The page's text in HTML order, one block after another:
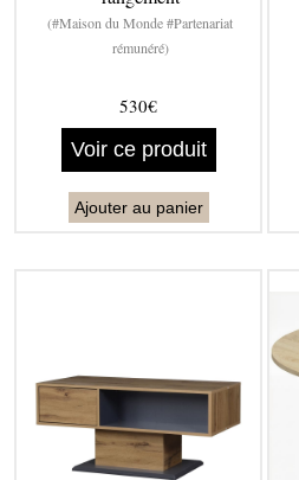
(#Maison du Monde #Partenariat
rémunéré)
530€
Voir ce produit
Ajouter au panier